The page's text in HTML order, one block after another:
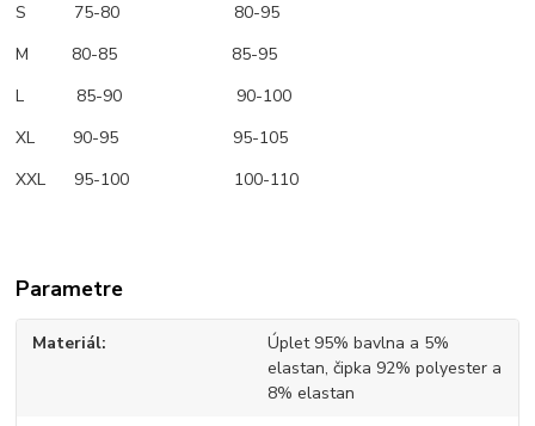
S 75-80 80-95
M 80-85 85-95
L 85-90 90-100
XL 90-95 95-105
XXL 95-100 100-110
Parametre
Materiál
Úplet 95% bavlna a 5%
elastan, čipka 92% polyester a
8% elastan